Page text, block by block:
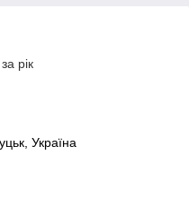
рік
Україна